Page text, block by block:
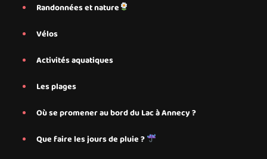
Randonnées et nature
Vélos
Activités aquatiques
Les plages
Où se promener au bord du Lac à Annecy ?
Que faire les jours de pluie ?